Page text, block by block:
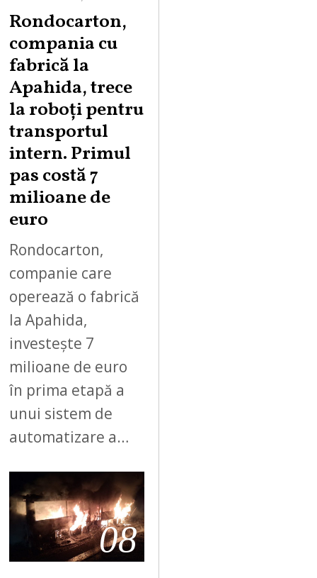
G
T
7
2
Rondocarton,
compania cu
fabrică la
Apahida, trece
la roboți pentru
transportul
intern. Primul
pas costă 7
milioane de
euro
Rondocarton,
companie care
operează o fabrică
la Apahida,
investește 7
milioane de euro
în prima etapă a
unui sistem de
automatizare a…
08